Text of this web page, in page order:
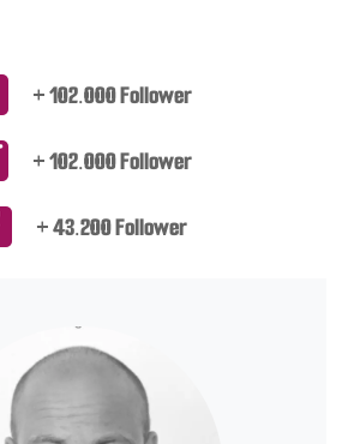
+ 102.000 Follower
+ 102.000 Follower
+ 43.200 Follower